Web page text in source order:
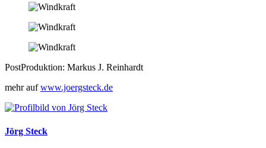
PostProduktion: Markus J. Reinhardt
mehr aufwww.joergsteck.de
Jörg Steck